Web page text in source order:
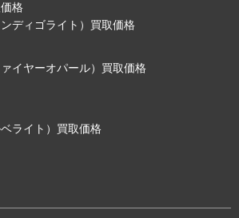
格
ディゴライト）買取価格
イヤーオパール）買取価格
ライト）買取価格